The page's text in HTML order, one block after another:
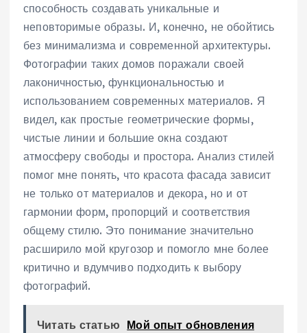
способность создавать уникальные и
неповторимые образы. И, конечно, не обойтись
без минимализма и современной архитектуры.
Фотографии таких домов поражали своей
лаконичностью, функциональностью и
использованием современных материалов. Я
видел, как простые геометрические формы,
чистые линии и большие окна создают
атмосферу свободы и простора. Анализ стилей
помог мне понять, что красота фасада зависит
не только от материалов и декора, но и от
гармонии форм, пропорций и соответствия
общему стилю. Это понимание значительно
расширило мой кругозор и помогло мне более
критично и вдумчиво подходить к выбору
фотографий.
Читать статью Мой опыт обновления